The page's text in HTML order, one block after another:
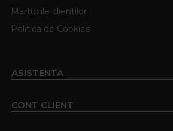
Marturiile clientilor
Politica de Cookies
ASISTENTA
CONT CLIENT